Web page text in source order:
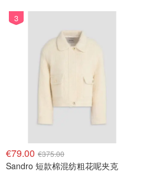
3
€79.00 €375.00
Sandro 短款棉混纺粗花呢夹克